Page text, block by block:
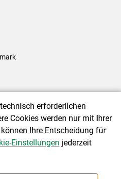
|Barrierefreiheit|
erforderlichen
Cookies werden nur mit Ihrer
Ihre Entscheidung für
Einstellungen jederzeit